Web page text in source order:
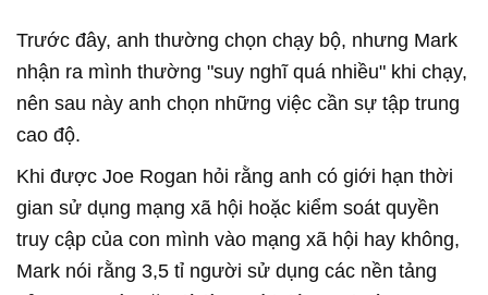
Trước đây, anh thường chọn chạy bộ, nhưng Mark
nhận ra mình thường "suy nghĩ quá nhiều" khi chạy,
nên sau này anh chọn những việc cần sự tập trung
cao độ.
Khi được Joe Rogan hỏi rằng anh có giới hạn thời
gian sử dụng mạng xã hội hoặc kiểm soát quyền
truy cập của con mình vào mạng xã hội hay không,
Mark nói rằng 3,5 tỉ người sử dụng các nền tảng